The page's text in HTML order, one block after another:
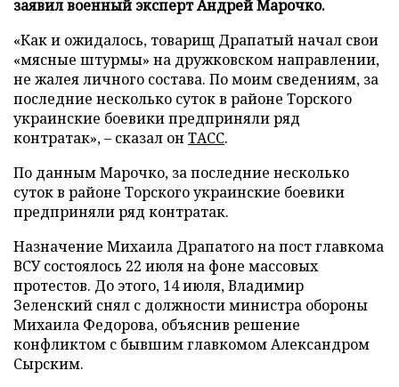
заявил военный эксперт Андрей Марочко.
«Как и ожидалось, товарищ Драпатый начал свои
«мясные штурмы» на дружковском направлении,
не жалея личного состава. По моим сведениям, за
последние несколько суток в районе Торского
украинские боевики предприняли ряд
контратак», – сказал он ТАСС.
По данным Марочко, за последние несколько
суток в районе Торского украинские боевики
предприняли ряд контратак.
Назначение Михаила Драпатого на пост главкома
ВСУ состоялось 22 июля на фоне массовых
протестов. До этого, 14 июля, Владимир
Зеленский снял с должности министра обороны
Михаила Федорова, объяснив решение
конфликтом с бывшим главкомом Александром
Сырским.